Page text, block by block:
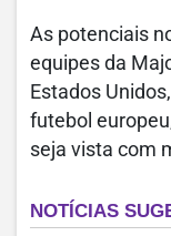
As potenciais
equipes da
Estados
futebol
seja vista com